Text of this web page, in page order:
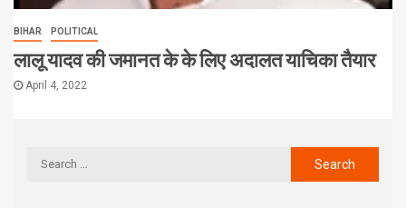
BIHAR POLITICAL
लालू यादव की जमानत के के लिए अदालत याचिका तैयार
April 4, 2022